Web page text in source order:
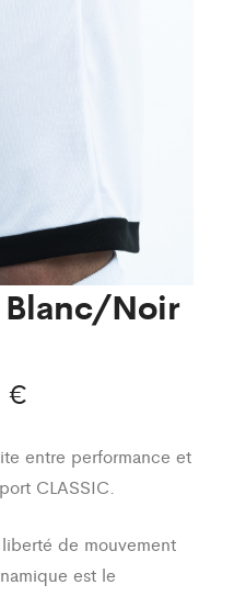
Noir
€
prix :
à
entre performance et
CLASSIC.
de mouvement
est le